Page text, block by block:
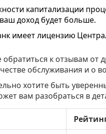
капитализации
доход будет больше.
имеет лицензию
к отзывам от
обслуживания и о
хотите быть
вам разобраться в